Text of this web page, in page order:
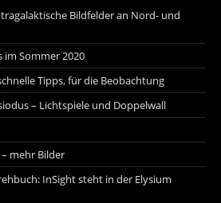
Bildfelder an Nord- und
Sommer 2020
Tipps, für die Beobachtung
– Lichtspiele und Doppelwall
mehr Bilder
InSight steht in der Elysium